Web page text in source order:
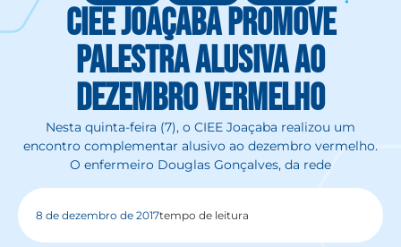
CIEE Joaçaba promove
palestra alusiva ao
dezembro vermelho
Nesta quinta-feira (7), o CIEE Joaçaba realizou um
encontro complementar alusivo ao dezembro vermelho.
O enfermeiro Douglas Gonçalves, da rede
8 de dezembro de 2017tempo de leitura